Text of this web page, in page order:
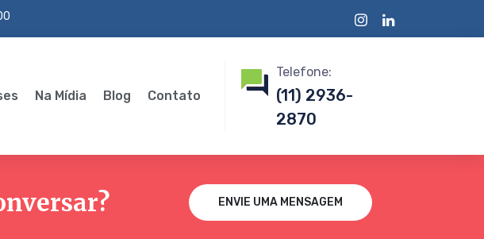
Na Mídia Blog Contato
Telefone:
(11) 2936-
2870
ENVIE UMA MENSAGEM